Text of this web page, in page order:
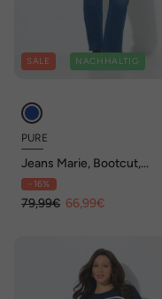
SALE NACHHALTIG
PURE
Jeans Marie, Bootcut,
Elastikbund, Biobaumwolle
- 16%
79,99€ 66,99€